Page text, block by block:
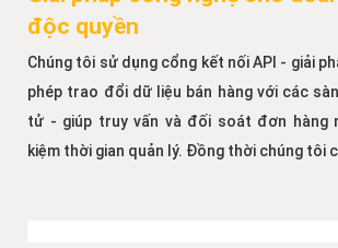
độc quyền
Chúng tôi sử dụng cổng kết nối API - giải
phép trao đổi dữ liệu bán hàng với các
tử - giúp truy vấn và đối soát đơn hàng
kiệm thời gian quản lý. Đồng thời chúng tôi